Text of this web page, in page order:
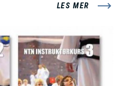
LES MER